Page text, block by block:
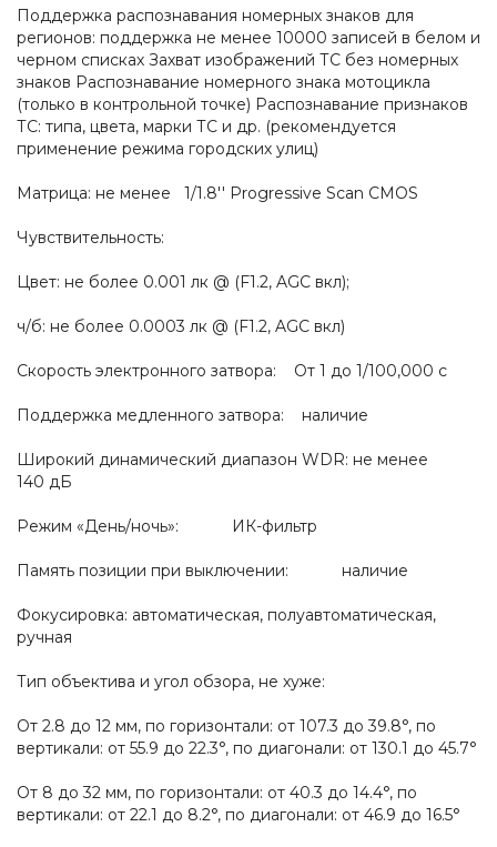
Поддержка распознавания номерных знаков для
регионов: поддержка не менее 10000 записей в белом и
черном списках Захват изображений ТС без номерных
знаков Распознавание номерного знака мотоцикла
(только в контрольной точке) Распознавание признаков
ТС: типа, цвета, марки ТС и др. (рекомендуется
применение режима городских улиц)
Матрица: не менее 1/1.8'' Progressive Scan CMOS
Чувствительность:
Цвет: не более 0.001 лк @ (F1.2, AGC вкл);
ч/б: не более 0.0003 лк @ (F1.2, AGC вкл)
Скорость электронного затвора: От 1 до 1/100,000 с
Поддержка медленного затвора: наличие
Широкий динамический диапазон WDR: не менее
140 дБ
Режим «День/ночь»: ИК-фильтр
Память позиции при выключении: наличие
Фокусировка: автоматическая, полуавтоматическая,
ручная
Тип объектива и угол обзора, не хуже:
От 2.8 до 12 мм, по горизонтали: от 107.3 до 39.8°, по
вертикали: от 55.9 до 22.3°, по диагонали: от 130.1 до 45.7°
От 8 до 32 мм, по горизонтали: от 40.3 до 14.4°, по
вертикали: от 22.1 до 8.2°, по диагонали: от 46.9 до 16.5°